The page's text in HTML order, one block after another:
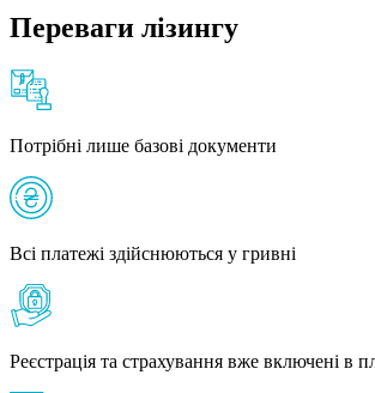
Переваги лізингу
Потрібні лише базові документи
Всі платежі здійснюються у гривні
Реєстрація та страхування вже включені в